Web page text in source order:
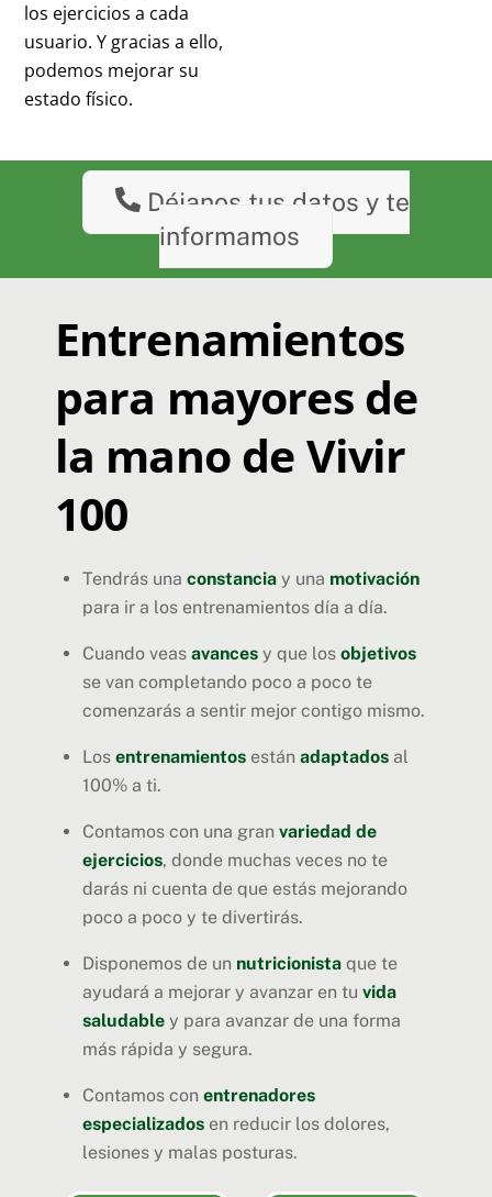
los ejercicios a cada
usuario. Y gracias a ello,
podemos mejorar su
estado físico.
Déjanos tus datos y te
informamos
Entrenamientos
para mayores de
la mano de Vivir
100
Tendrás unaconstancia y una motivación
para ir a los entrenamientos día a día.
Cuando veasavances y que losobjetivos
se van completando poco a poco te
comenzarás a sentir mejor contigo mismo.
Losentrenamientos estánadaptados al
100% a ti.
Contamos con una granvariedad de
ejercicios, donde muchas veces no te
darás ni cuenta de que estás mejorando
poco a poco y te divertirás.
Disponemos de un nutricionista que te
ayudará a mejorar y avanzar en tuvida
saludable y para avanzar de una forma
más rápida y segura.
Contamos conentrenadores
especializados en reducir los dolores,
lesiones y malas posturas.